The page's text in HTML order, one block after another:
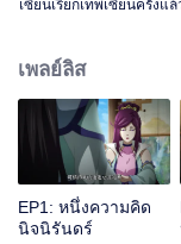
เซียนเรียกเทพเซียนครั้ง
เพลย์ลิส
EP1: หนึ่งความคิด
นิจนิรันดร์